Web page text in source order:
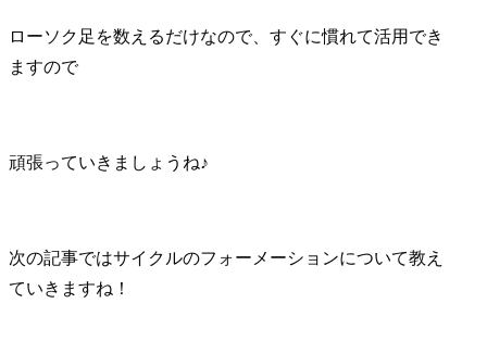
ローソク足を数えるだけなので、すぐに慣れて活用でき
ますので
頑張っていきましょうね♪
次の記事ではサイクルのフォーメーションについて教え
ていきますね！